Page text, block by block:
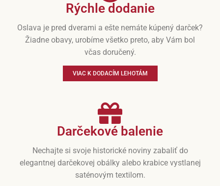
Rýchle dodanie
Oslava je pred dverami a ešte nemáte kúpený darček?
Žiadne obavy, urobíme všetko preto, aby Vám bol
včas doručený.
VIAC K DODACÍM LEHOTÁM
Darčekové balenie
Nechajte si svoje historické noviny zabaliť do
elegantnej darčekovej obálky alebo krabice vystlanej
saténovým textilom.